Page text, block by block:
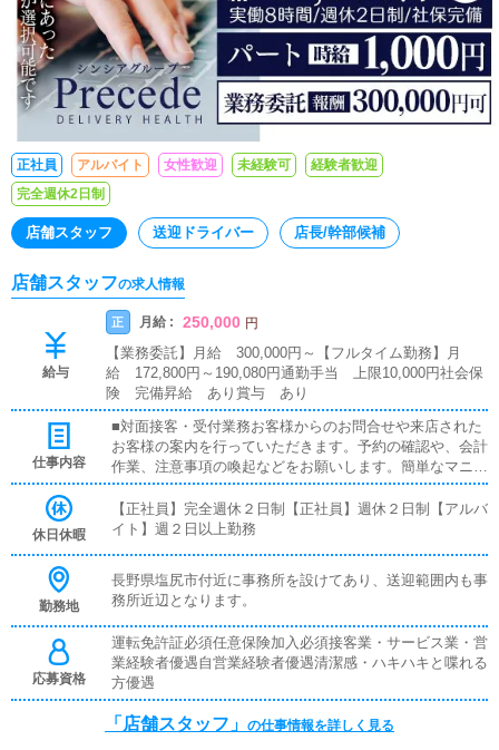
正社員 アルバイト 女性歓迎 未経験可
経験者歓迎
完全週休2日制
店舗スタッフ 送迎ドライバー 店長/幹部候補
店舗スタッフの求人情報
給与
正 月給 : 250,000 円
【業務委託】月給 300,000円～【フルタイム勤務】月
給 172,800円～190,080円通勤手当 上限10,000円社会保
険 完備昇給 あり賞与 あり
仕事内容
■対面接客・受付業務お客様からのお問合せや来店された
お客様の案内を行っていただきます。予約の確認や、会計
作業、注意事項の喚起などをお願いします。簡単なマニュ
アルや、先輩スタッフに付いて業務内容を見ながら徐々に
覚えていただきますので、未経験の方でも安心して働けま
す。■キャスト管理お店で働いていただいているキャスト
す。■PC更新業務ヘブンネットなど、ポータルサイト等の
店舗情報更新作業を行っていただきます。キャストの出勤
情報やイベント、求人ブログの作成となります。基本的に
はボタンを押すだけや、ブログの更新時に簡単に文字が入
力出来れば問題ありません。PCが苦手な人でも簡単にで
きます。■清掃・備品管理お客様やキャストの方に快適に
行っていただきます。
休日休暇
【正社員】完全週休２日制【正社員】週休２日制【アルバ
イト】週２日以上勤務
勤務地
長野県塩尻市付近に事務所を設けてあり、送迎範囲内も事
務所近辺となります。
応募資格
運転免許証必須任意保険加入必須接客業・サービス業・営
業経験者優遇自営業経験者優遇清潔感・ハキハキと喋れる
方優遇
「店舗スタッフ」 の仕事情報を詳しく見る